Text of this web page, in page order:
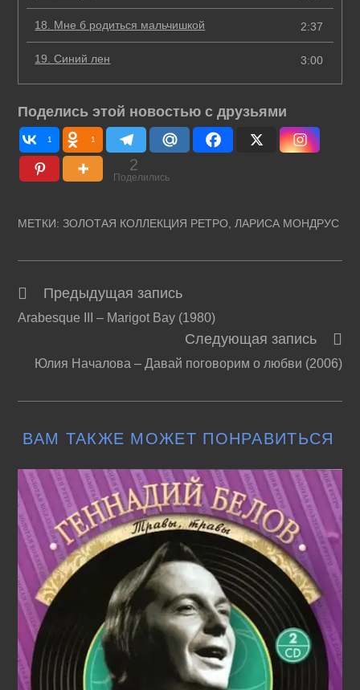
18. Мне б родиться мальчишкой 2:37
19.Синий лен 3:00
Поделись этой новостью с друзьями
1 1
2
Поделились
МЕТКИ:ЗОЛОТАЯ КОЛЛЕКЦИЯ РЕТРО ЛАРИСА МОНДРУС
Читать
далее
Предыдущая запись
Arabesque III – Marigot Bay (1980)
Следующая запись
Юлия Началова – Давай поговорим о любви (2006)
ВАМ ТАКЖЕ МОЖЕТ ПОНРАВИТЬСЯ